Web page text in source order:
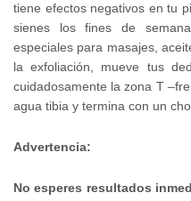
tiene efectos negativos en tu
sienes los fines de
especiales para masajes,
la exfoliación, mueve tus
cuidadosamente la zona T
agua tibia y termina con un
Advertencia:
No esperes resultados